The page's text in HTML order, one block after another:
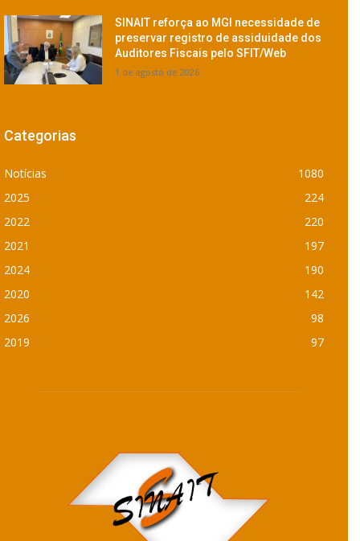
SINAIT reforça ao MGI necessidade de
preservar registro de assiduidade dos
Auditores Fiscais pelo SFIT/Web
1 de agosto de 2026
Categorias
Notícias
1080
2025
224
2022
220
2021
197
2024
190
2020
142
2026
98
2019
97